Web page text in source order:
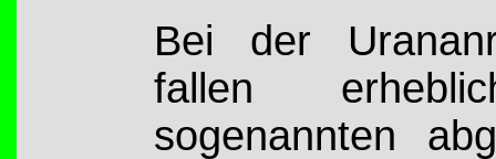
Bei der
fallen
sogenannten